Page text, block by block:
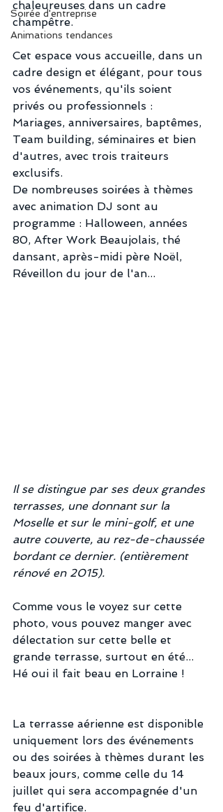
Soirée d'entreprise
Animations tendances
chaleureuses dans un cadre
champêtre.
Cet espace vous accueille, dans un
cadre design et élégant, pour tous
vos événements, qu'ils soient
privés ou professionnels :
Mariages, anniversaires, baptêmes,
Team building, séminaires et bien
d'autres, avec trois traiteurs
exclusifs.
De nombreuses soirées à thèmes
avec animation DJ sont au
programme : Halloween, années
80, After Work Beaujolais, thé
dansant, après-midi père Noël,
Réveillon du jour de l'an...
Il se distingue par ses deux grandes
terrasses, une donnant sur la
Moselle et sur le mini-golf, et une
autre couverte, au rez-de-chaussée
bordant ce dernier. (entièrement
rénové en 2015).
Comme vous le voyez sur cette
photo, vous pouvez manger avec
délectation sur cette belle et
grande terrasse, surtout en été...
Hé oui il fait beau en Lorraine !
La terrasse aérienne est disponible
uniquement lors des événements
ou des soirées à thèmes durant les
beaux jours, comme celle du 14
juillet qui sera accompagnée d'un
feu d'artifice.